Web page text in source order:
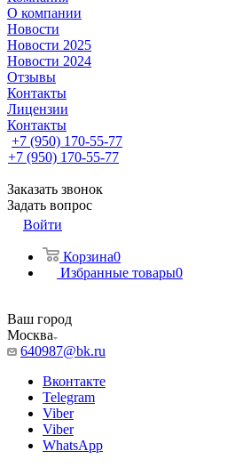
О компании
Новости
Новости 2025
Новости 2024
Отзывы
Контакты
Лицензии
Контакты
+7 (950) 170-55-77
+7 (950) 170-55-77
Заказать звонок
Задать вопрос
Войти
Корзина0
Избранные товары0
Ваш город
Москва
640987@bk.ru
Вконтакте
Telegram
Viber
Viber
WhatsApp